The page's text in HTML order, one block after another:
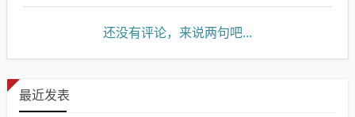
还没有评论，来说两句吧...
最近发表